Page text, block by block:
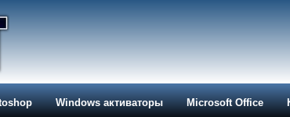
Windows активаторы Microsoft Office